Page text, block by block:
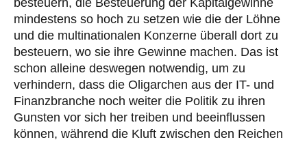
mindestens so hoch zu setzen wie die der Löhne
und die multinationalen Konzerne überall dort zu
besteuern, wo sie ihre Gewinne machen. Das ist
schon alleine deswegen notwendig, um zu
verhindern, dass die Oligarchen aus der IT- und
Finanzbranche noch weiter die Politik zu ihren
Gunsten vor sich her treiben und beeinflussen
können, während die Kluft zwischen den Reichen